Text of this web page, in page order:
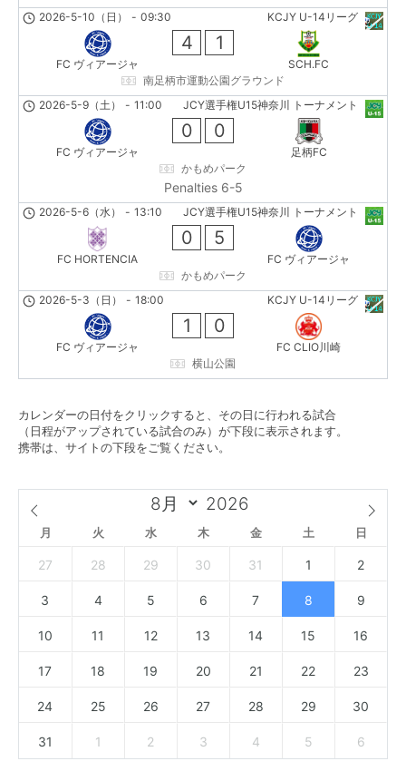
KCJY U-14リーグ
2026-5-10（日） - 09:30
FC ヴィアージャ
4 1
SCH.FC
南足柄市運動公園グラウンド
JCY選手権U15神奈川 トーナメント
2026-5-9（土） - 11:00
FC ヴィアージャ
0 0
足柄FC
かもめパーク
Penalties 6-5
JCY選手権U15神奈川 トーナメント
2026-5-6（水） - 13:10
FC HORTENCIA
0 5
FC ヴィアージャ
かもめパーク
KCJY U-14リーグ
2026-5-3（日） - 18:00
FC ヴィアージャ
1 0
FC CLIO川崎
横山公園
カレンダーの日付をクリックすると、その日に行われる試合
（日程がアップされている試合のみ）が下段に表示されます。
携帯は、サイトの下段をご覧ください。
月 火 水 木 金 土 日
27 28 29 30 31 1 2
3 4 5 6 7 8 9
10 11 12 13 14 15 16
17 18 19 20 21 22 23
24 25 26 27 28 29 30
31 1 2 3 4 5 6